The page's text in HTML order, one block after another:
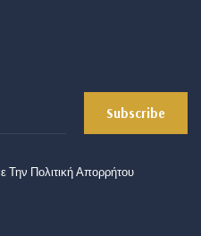
Πολιτική Απορρήτου